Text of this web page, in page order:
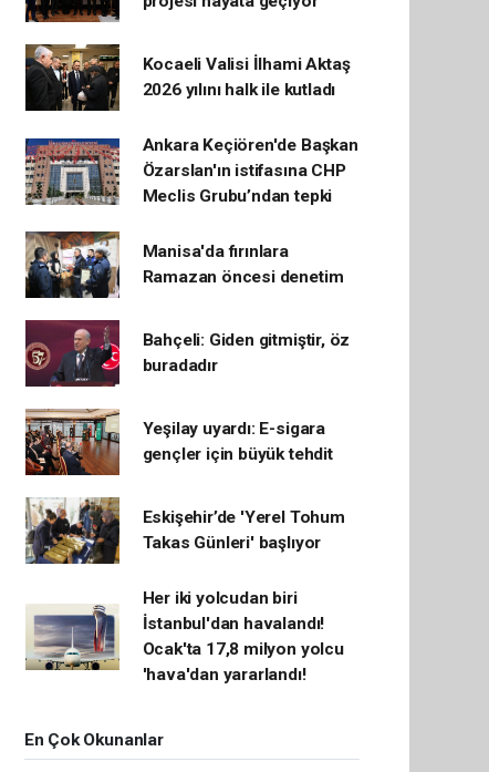
Kocaeli Valisi İlhami Aktaş
2026 yılını halk ile kutladı
Ankara Keçiören'de Başkan
Özarslan'ın istifasına CHP
Meclis Grubu’ndan tepki
Manisa'da fırınlara
Ramazan öncesi denetim
Bahçeli: Giden gitmiştir, öz
buradadır
Yeşilay uyardı: E-sigara
gençler için büyük tehdit
Eskişehir’de 'Yerel Tohum
Takas Günleri' başlıyor
Her iki yolcudan biri
İstanbul'dan havalandı!
Ocak'ta 17,8 milyon yolcu
'hava'dan yararlandı!
En Çok Okunanlar